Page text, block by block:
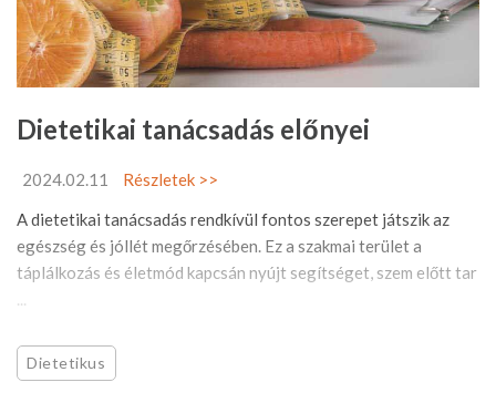
Dietetikai tanácsadás előnyei
2024.02.11
Részletek >>
A dietetikai tanácsadás rendkívül fontos szerepet játszik az
egészség és jóllét megőrzésében. Ez a szakmai terület a
táplálkozás és életmód kapcsán nyújt segítséget, szem előtt tar
...
Dietetikus